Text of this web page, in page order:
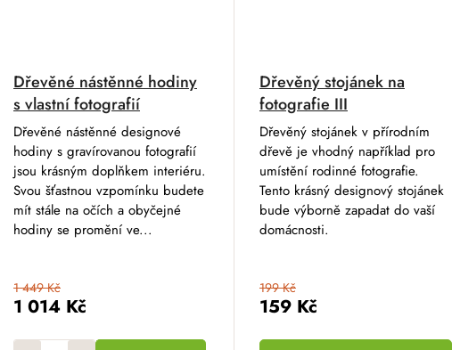
Dřevěné nástěnné hodiny
s vlastní fotografií
1 014 Kč
1 449 Kč
Dřevěné nástěnné designové
hodiny s gravírovanou fotografií
jsou krásným doplňkem interiéru.
Svou šťastnou vzpomínku budete
mít stále na očích a obyčejné
hodiny se promění ve...
Dřevěný stojánek na
fotografie III
159 Kč
199 Kč
Dřevěný stojánek v přírodním
dřevě je vhodný například pro
umístění rodinné fotografie.
Tento krásný designový stojánek
bude výborně zapadat do vaší
domácnosti.